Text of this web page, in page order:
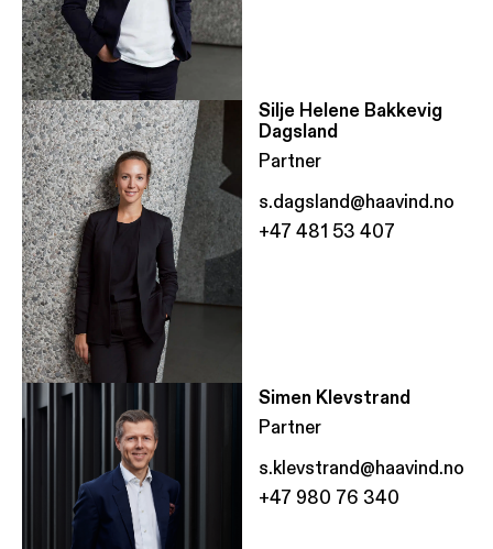
Silje Helene Bakkevig
Dagsland
Partner
s.dagsland@haavind.no
+47 481 53 407
Simen Klevstrand
Partner
s.klevstrand@haavind.no
+47 980 76 340